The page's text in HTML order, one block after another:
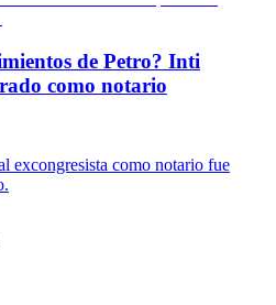
de Petro? Inti
como notario
excongresista como notario fue